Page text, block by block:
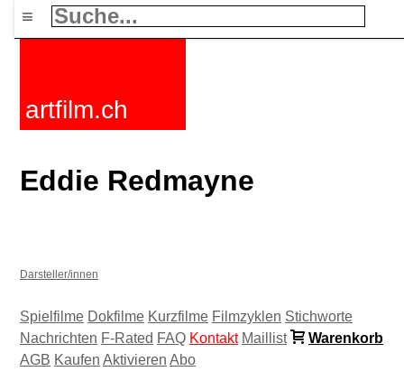
≡
artfilm.ch
Eddie Redmayne
Darsteller/innen
Spielfilme Dokfilme Kurzfilme Filmzyklen Stichworte
Nachrichten F-Rated FAQ Kontakt Maillist
Warenkorb
AGB Kaufen Aktivieren Abo